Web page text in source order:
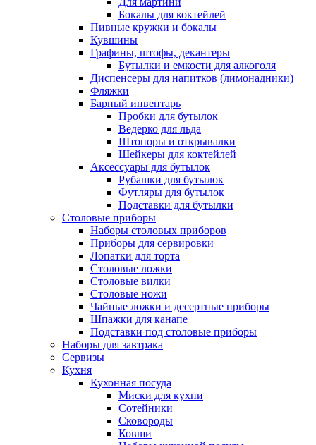
Бокалы для коктейлей
Пивные кружки и бокалы
Кувшины
Графины, штофы, декантеры
Бутылки и емкости для алкоголя
Диспенсеры для напитков (лимонадники)
Фляжки
Барный инвентарь
Пробки для бутылок
Ведерко для льда
Штопоры и открывалки
Шейкеры для коктейлей
Аксессуары для бутылок
Рубашки для бутылок
Футляры для бутылок
Подставки для бутылки
Столовые приборы
Наборы столовых приборов
Приборы для сервировки
Лопатки для торта
Столовые ложки
Столовые вилки
Столовые ножи
Чайные ложки и десертные приборы
Шпажки для канапе
Подставки под столовые приборы
Наборы для завтрака
Сервизы
Кухня
Кухонная посуда
Миски для кухни
Сотейники
Сковороды
Ковши